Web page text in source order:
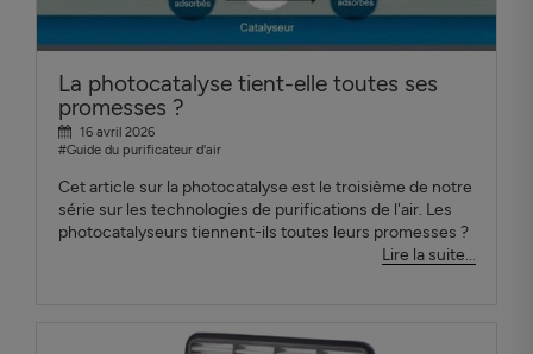
La photocatalyse tient-elle toutes ses
promesses ?
16 avril 2026
#Guide du purificateur d'air
Cet article sur la photocatalyse est le troisième de notre
série sur les technologies de purifications de l'air. Les
photocatalyseurs tiennent-ils toutes leurs promesses ?
Lire la suite...